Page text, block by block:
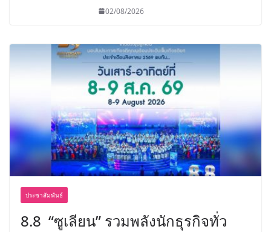
02/08/2026
ประชาสัมพันธ์
8.8 “ซูเลียน” รวมพลังนักธุรกิจทั่ว